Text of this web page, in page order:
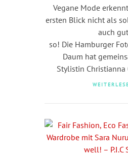
Vegane Mode
ersten Blick nicht als
auch gut
so! Die Hamburger
Daum hat
Stylistin